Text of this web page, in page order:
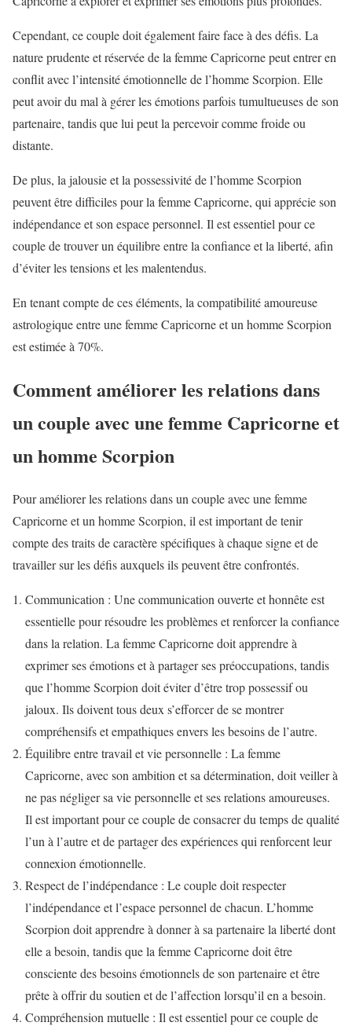
Cependant, ce couple doit également faire face à des défis. La
nature prudente et réservée de la femme Capricorne peut entrer en
conflit avec l’intensité émotionnelle de l’homme Scorpion. Elle
peut avoir du mal à gérer les émotions parfois tumultueuses de son
partenaire, tandis que lui peut la percevoir comme froide ou
distante.
De plus, la jalousie et la possessivité de l’homme Scorpion
peuvent être difficiles pour la femme Capricorne, qui apprécie son
indépendance et son espace personnel. Il est essentiel pour ce
couple de trouver un équilibre entre la confiance et la liberté, afin
d’éviter les tensions et les malentendus.
En tenant compte de ces éléments, la compatibilité amoureuse
astrologique entre une femme Capricorne et un homme Scorpion
est estimée à 70%.
Comment améliorer les relations dans
un couple avec une femme Capricorne et
un homme Scorpion
Pour améliorer les relations dans un couple avec une femme
Capricorne et un homme Scorpion, il est important de tenir
compte des traits de caractère spécifiques à chaque signe et de
travailler sur les défis auxquels ils peuvent être confrontés.
Communication : Une communication ouverte et honnête est
essentielle pour résoudre les problèmes et renforcer la confiance
dans la relation. La femme Capricorne doit apprendre à
exprimer ses émotions et à partager ses préoccupations, tandis
que l’homme Scorpion doit éviter d’être trop possessif ou
jaloux. Ils doivent tous deux s’efforcer de se montrer
compréhensifs et empathiques envers les besoins de l’autre.
Équilibre entre travail et vie personnelle : La femme
Capricorne, avec son ambition et sa détermination, doit veiller à
ne pas négliger sa vie personnelle et ses relations amoureuses.
Il est important pour ce couple de consacrer du temps de qualité
l’un à l’autre et de partager des expériences qui renforcent leur
connexion émotionnelle.
Respect de l’indépendance : Le couple doit respecter
l’indépendance et l’espace personnel de chacun. L’homme
Scorpion doit apprendre à donner à sa partenaire la liberté dont
elle a besoin, tandis que la femme Capricorne doit être
consciente des besoins émotionnels de son partenaire et être
prête à offrir du soutien et de l’affection lorsqu’il en a besoin.
Compréhension mutuelle : Il est essentiel pour ce couple de